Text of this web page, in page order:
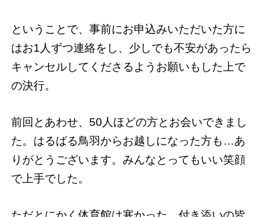
ということで、事前にお申込みいただいた方に
はお1人ずつ連絡をし、少しでも不安があったら
キャンセルしてくださるようお願いもした上で
の決行。
前回とあわせ、50人ほどの方とお会いできまし
た。はるばる鳥羽からお越しになった方も…あ
りがとうございます。みんなとってもいい笑顔
で上手でした。